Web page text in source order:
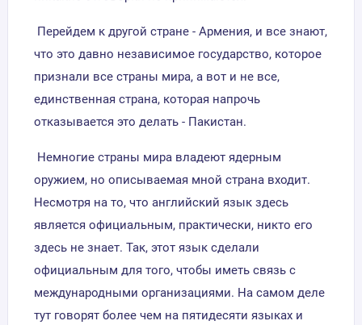
Перейдем к другой стране - Армения, и все знают,
что это давно независимое государство, которое
признали все страны мира, а вот и не все,
единственная страна, которая напрочь
отказывается это делать - Пакистан.
Немногие страны мира владеют ядерным
оружием, но описываемая мной страна входит.
Несмотря на то, что английский язык здесь
является официальным, практически, никто его
здесь не знает. Так, этот язык сделали
официальным для того, чтобы иметь связь с
международными организациями. На самом деле
тут говорят более чем на пятидесяти языках и